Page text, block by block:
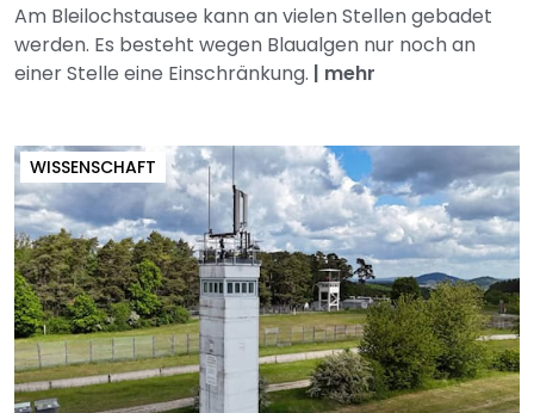
Am Bleilochstausee kann an vielen Stellen gebadet
werden. Es besteht wegen Blaualgen nur noch an
einer Stelle eine Einschränkung. | mehr
WISSENSCHAFT